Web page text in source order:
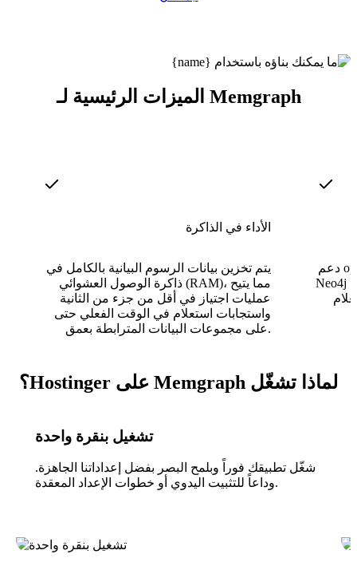
الميزات الرئيسية لـ Memgraph
الأداء في الذاكرة
يتم تخزين بيانات الرسوم البيانية بالكامل في
ذاكرة الوصول العشوائي (RAM)، مما يتيح
عمليات اجتياز في أقل من جزء من الثانية
واستجابات استعلام في الوقت الفعلي حتى
على مجموعات البيانات المترابطة بعمق.
دعم openCypher الكامل يعني أن استعلامات
Neo4j وبرامج التشغيل والأدوات الحالية تنتقل
لماذا تشغّل Memgraph على Hostinger؟
تشغيل بنقرة واحدة
شغّل تطبيقك فوراً وبلمح البصر بفضل إعداداتنا الجاهزة.
وداعاً للتثبيت اليدوي أو خطوات الإعداد المعقدة.